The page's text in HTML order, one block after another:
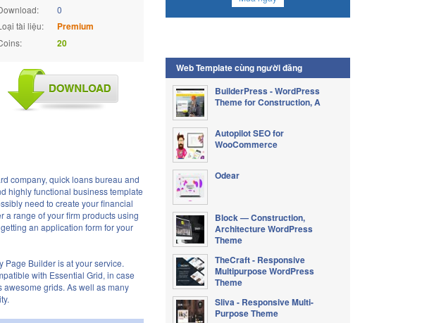
0
tài liệu:
Premium
20
company, quick loans bureau and
highly functional business template
need to create your financial
a range of your firm products using
an application form for your
Page Builder is at your service.
with Essential Grid, in case
grids. As well as many
Web Template cùng người đăng
BuilderPress - WordPress
Theme for Construction, A
Autopilot SEO for
WooCommerce
Odear
Block — Construction,
Architecture WordPress
Theme
TheCraft - Responsive
Multipurpose WordPress
Theme
Sliva - Responsive Multi-
Purpose Theme